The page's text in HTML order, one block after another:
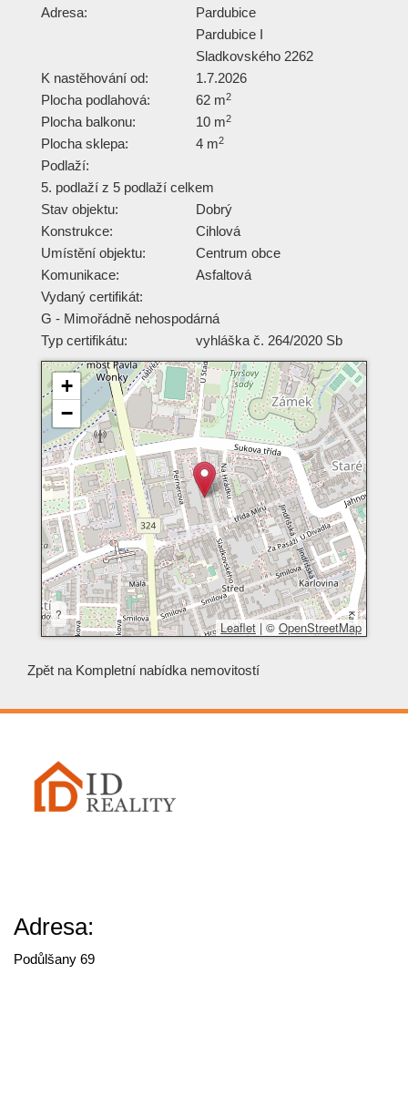
Adresa:
Pardubice
Pardubice I
Sladkovského 2262
K nastěhování od:
1.7.2026
Plocha podlahová:
62 m2
Plocha balkonu: 10 m2
Plocha sklepa: 4 m2
Podlaží:
5. podlaží z 5 podlaží celkem
Stav objektu:
Dobrý
Konstrukce:
Cihlová
Umístění objektu:
Centrum obce
Komunikace:
Asfaltová
Vydaný certifikát:
G - Mimořádně nehospodárná
Typ certifikátu:
vyhláška č. 264/2020 Sb
+
−
?
Leaflet | © OpenStreetMap
Zpět na Kompletní nabídka nemovitostí
Adresa:
Podůlšany 69